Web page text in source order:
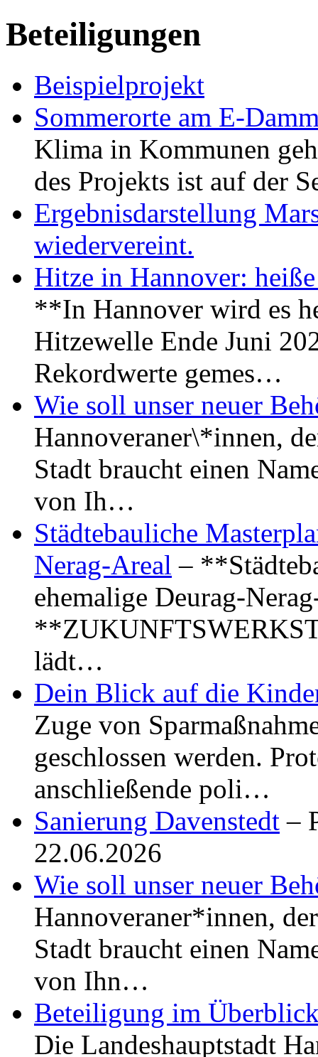
Beteiligungen
Beispielprojekt
Sommerorte am E-
Klima in Kommunen
des Projekts ist auf der
Ergebnisdarstellung
wiedervereint.
Hitze in Hannover:
**In Hannover wird es
Hitzewelle Ende Juni
Rekordwerte gemes…
Wie soll unser neuer
Hannoveraner\*innen,
Stadt braucht einen
von Ih…
Städtebauliche
Nerag-Areal –
ehemalige Deurag-
lädt…
Dein Blick auf die
Zuge von
geschlossen werden.
anschließende poli…
Sanierung Davenstedt –
22.06.2026
Wie soll unser neuer
Hannoveraner*innen,
Stadt braucht einen
von Ihn…
Beteiligung im
Die Landeshauptstadt